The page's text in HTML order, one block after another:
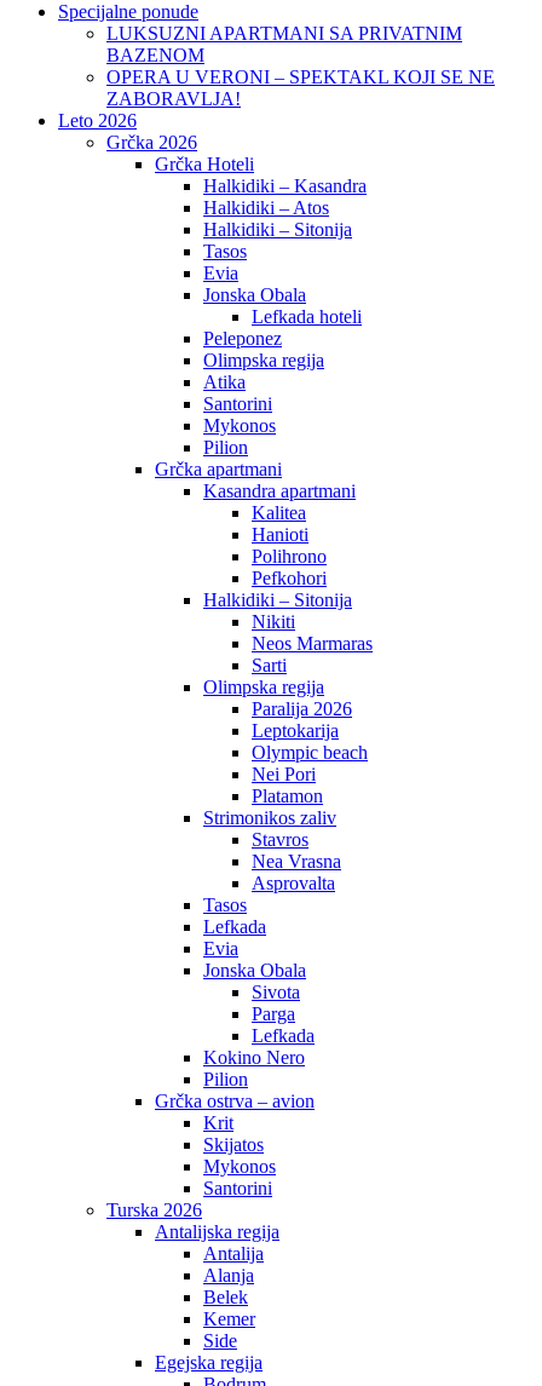
Specijalne ponude
LUKSUZNI APARTMANI SA PRIVATNIM
BAZENOM
OPERA U VERONI – SPEKTAKL KOJI SE NE
ZABORAVLJA!
Leto 2026
Grčka 2026
Grčka Hoteli
Halkidiki – Kasandra
Halkidiki – Atos
Halkidiki – Sitonija
Tasos
Evia
Jonska Obala
Lefkada hoteli
Peleponez
Olimpska regija
Atika
Santorini
Mykonos
Pilion
Grčka apartmani
Kasandra apartmani
Kalitea
Hanioti
Polihrono
Pefkohori
Halkidiki – Sitonija
Nikiti
Neos Marmaras
Sarti
Olimpska regija
Paralija 2026
Leptokarija
Olympic beach
Nei Pori
Platamon
Strimonikos zaliv
Stavros
Nea Vrasna
Asprovalta
Tasos
Lefkada
Evia
Jonska Obala
Sivota
Parga
Lefkada
Kokino Nero
Pilion
Grčka ostrva – avion
Krit
Skijatos
Mykonos
Santorini
Turska 2026
Antalijska regija
Antalija
Alanja
Belek
Kemer
Side
Egejska regija